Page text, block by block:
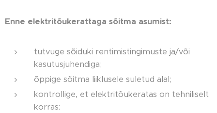
Enne elektritõukerattaga sõitma asumist:
tutvuge sõiduki rentimistingimuste ja/või
kasutusjuhendiga;
õppige sõitma liiklusele suletud alal;
kontrollige, et elektritõukeratas on tehniliselt
korras: